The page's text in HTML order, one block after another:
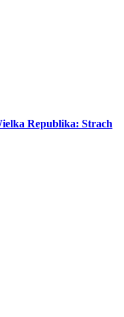
Republika: Strach